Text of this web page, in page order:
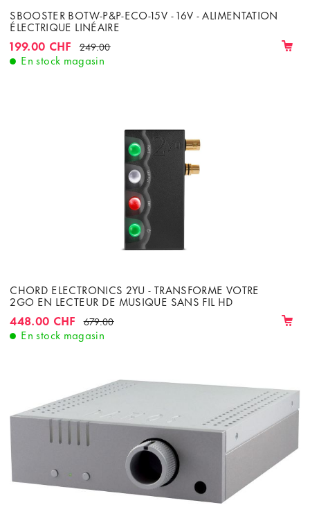
SBOOSTER BOTW-P&P-ECO-15V - 16V - ALIMENTATION
ÉLECTRIQUE LINÉAIRE
199.00 CHF 249.00
En stock magasin
CHORD ELECTRONICS 2YU - TRANSFORME VOTRE
2GO EN LECTEUR DE MUSIQUE SANS FIL HD
448.00 CHF 679.00
En stock magasin